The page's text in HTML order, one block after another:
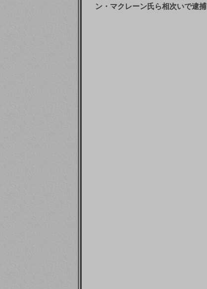
ン・マクレーン氏ら相次いで逮捕